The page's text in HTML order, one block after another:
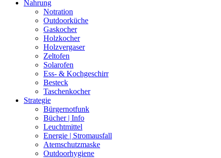
Nahrung
Notration
Outdoorküche
Gaskocher
Holzkocher
Holzvergaser
Zeltofen
Solarofen
Ess- & Kochgeschirr
Besteck
Taschenkocher
Strategie
Bürgernotfunk
Bücher | Info
Leuchtmittel
Energie | Stromausfall
Atemschutzmaske
Outdoorhygiene